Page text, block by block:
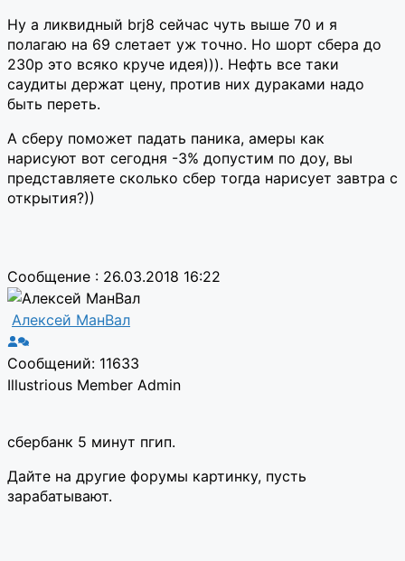
Ну а ликвидный brj8 сейчас чуть выше 70 и я
полагаю на 69 слетает уж точно. Но шорт сбера до
230р это всяко круче идея))). Нефть все таки
саудиты держат цену, против них дураками надо
быть переть.
А сберу поможет падать паника, амеры как
нарисуют вот сегодня -3% допустим по доу, вы
представляете сколько сбер тогда нарисует завтра с
открытия?))
Сообщение : 26.03.2018 16:22
Алексей МанВал
Сообщений: 11633
Illustrious Member Admin
сбербанк 5 минут пгип.
Дайте на другие форумы картинку, пусть
зарабатывают.